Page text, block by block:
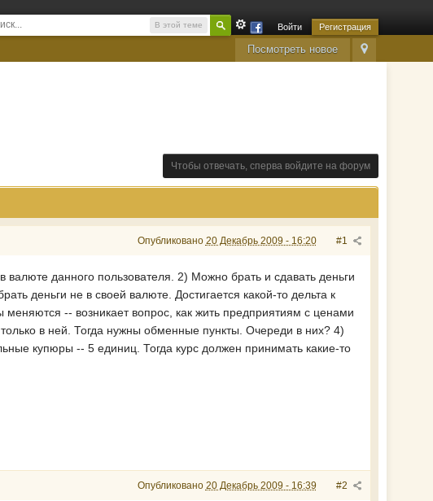
В этой теме Войти Регистрация
Посмотреть новое
Чтобы отвечать, сперва войдите на форум
#1
Опубликовано 20 Декабрь 2009 - 16:20
данного пользователя. 2) Можно брать и сдавать деньги
деньги не в своей валюте. Достигается какой-то дельта к
меняются -- возникает вопрос, как жить предприятиям с ценами
в ней. Тогда нужны обменные пункты. Очереди в них? 4)
купюры -- 5 единиц. Тогда курс должен принимать какие-то
#2
Опубликовано 20 Декабрь 2009 - 16:39